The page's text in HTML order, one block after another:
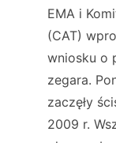
EMA i
(CAT)
wniosku o
zegara.
zaczęły
2009 r.